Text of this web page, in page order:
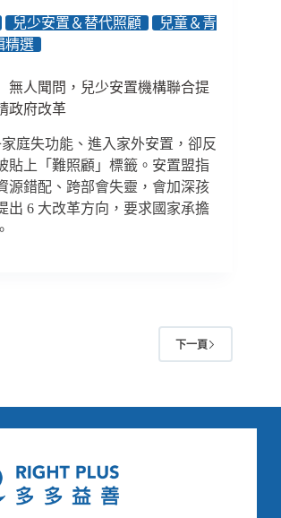
兒少安置＆替代照顧
兒童＆青
精選
無人聞問，兒少安置機構聯合提
政府改革
庭失功能、進入家外安置，卻反
貼上「難照顧」標籤。安置盟指
源錯配、跨部會失靈，會加深孩
出 6 大改革方向，要求國家承擔
下一頁